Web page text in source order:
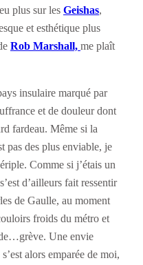
plus sur les Geishas,
et esthétique plus
Rob Marshall, me plaît
insulaire marqué par
et de douleur dont
fardeau. Même si la
pas des plus enviable, je
Comme si j’étais un
d’ailleurs fait ressentir
de Gaulle, au moment
froids du métro et
Une envie
alors emparée de moi,